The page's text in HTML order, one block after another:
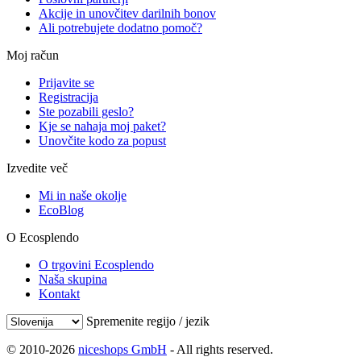
Akcije in unovčitev darilnih bonov
Ali potrebujete dodatno pomoč?
Moj račun
Prijavite se
Registracija
Ste pozabili geslo?
Kje se nahaja moj paket?
Unovčite kodo za popust
Izvedite več
Mi in naše okolje
EcoBlog
O Ecosplendo
O trgovini Ecosplendo
Naša skupina
Kontakt
Spremenite regijo / jezik
© 2010-2026 niceshops GmbH - All rights reserved.